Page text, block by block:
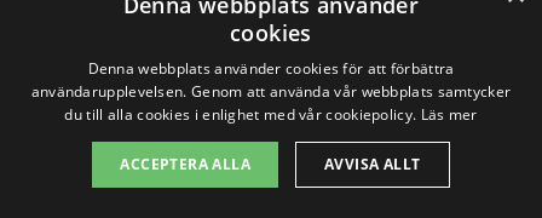
appliceringstekniker. Genom att använda
fasadmålning-pris.se kan du enkelt hitta
företag som erbjuder professionell
fasadmålning i ditt närområde.
cookies
Denna webbplats använder cookies för att förbättra
användarupplevelsen. Genom att använda vår webbplats samtycker
du till alla cookies i enlighet med vår cookiepolicy. Läs mer
ACCEPTERA ALLA AVVISA ALLT